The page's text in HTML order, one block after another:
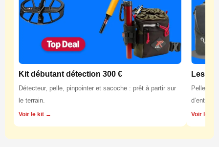
Kit débutant détection 300 €
Détecteur, pelle, pinpointer et sacoche : prêt à partir sur
le terrain.
Voir le kit →
Les
Pelles,
Voir les